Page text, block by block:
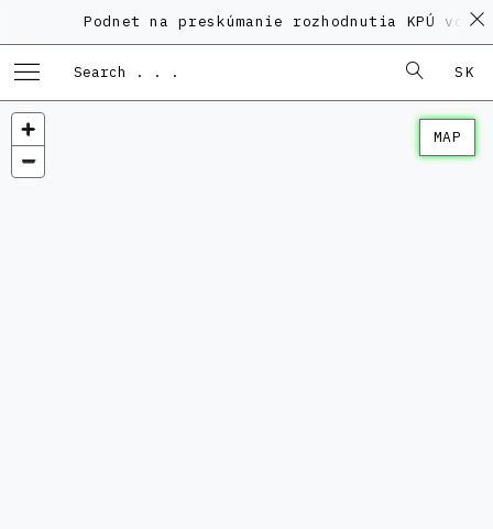
Podnet na preskúmanie rozhodnutia KPÚ vo
SK
MAP